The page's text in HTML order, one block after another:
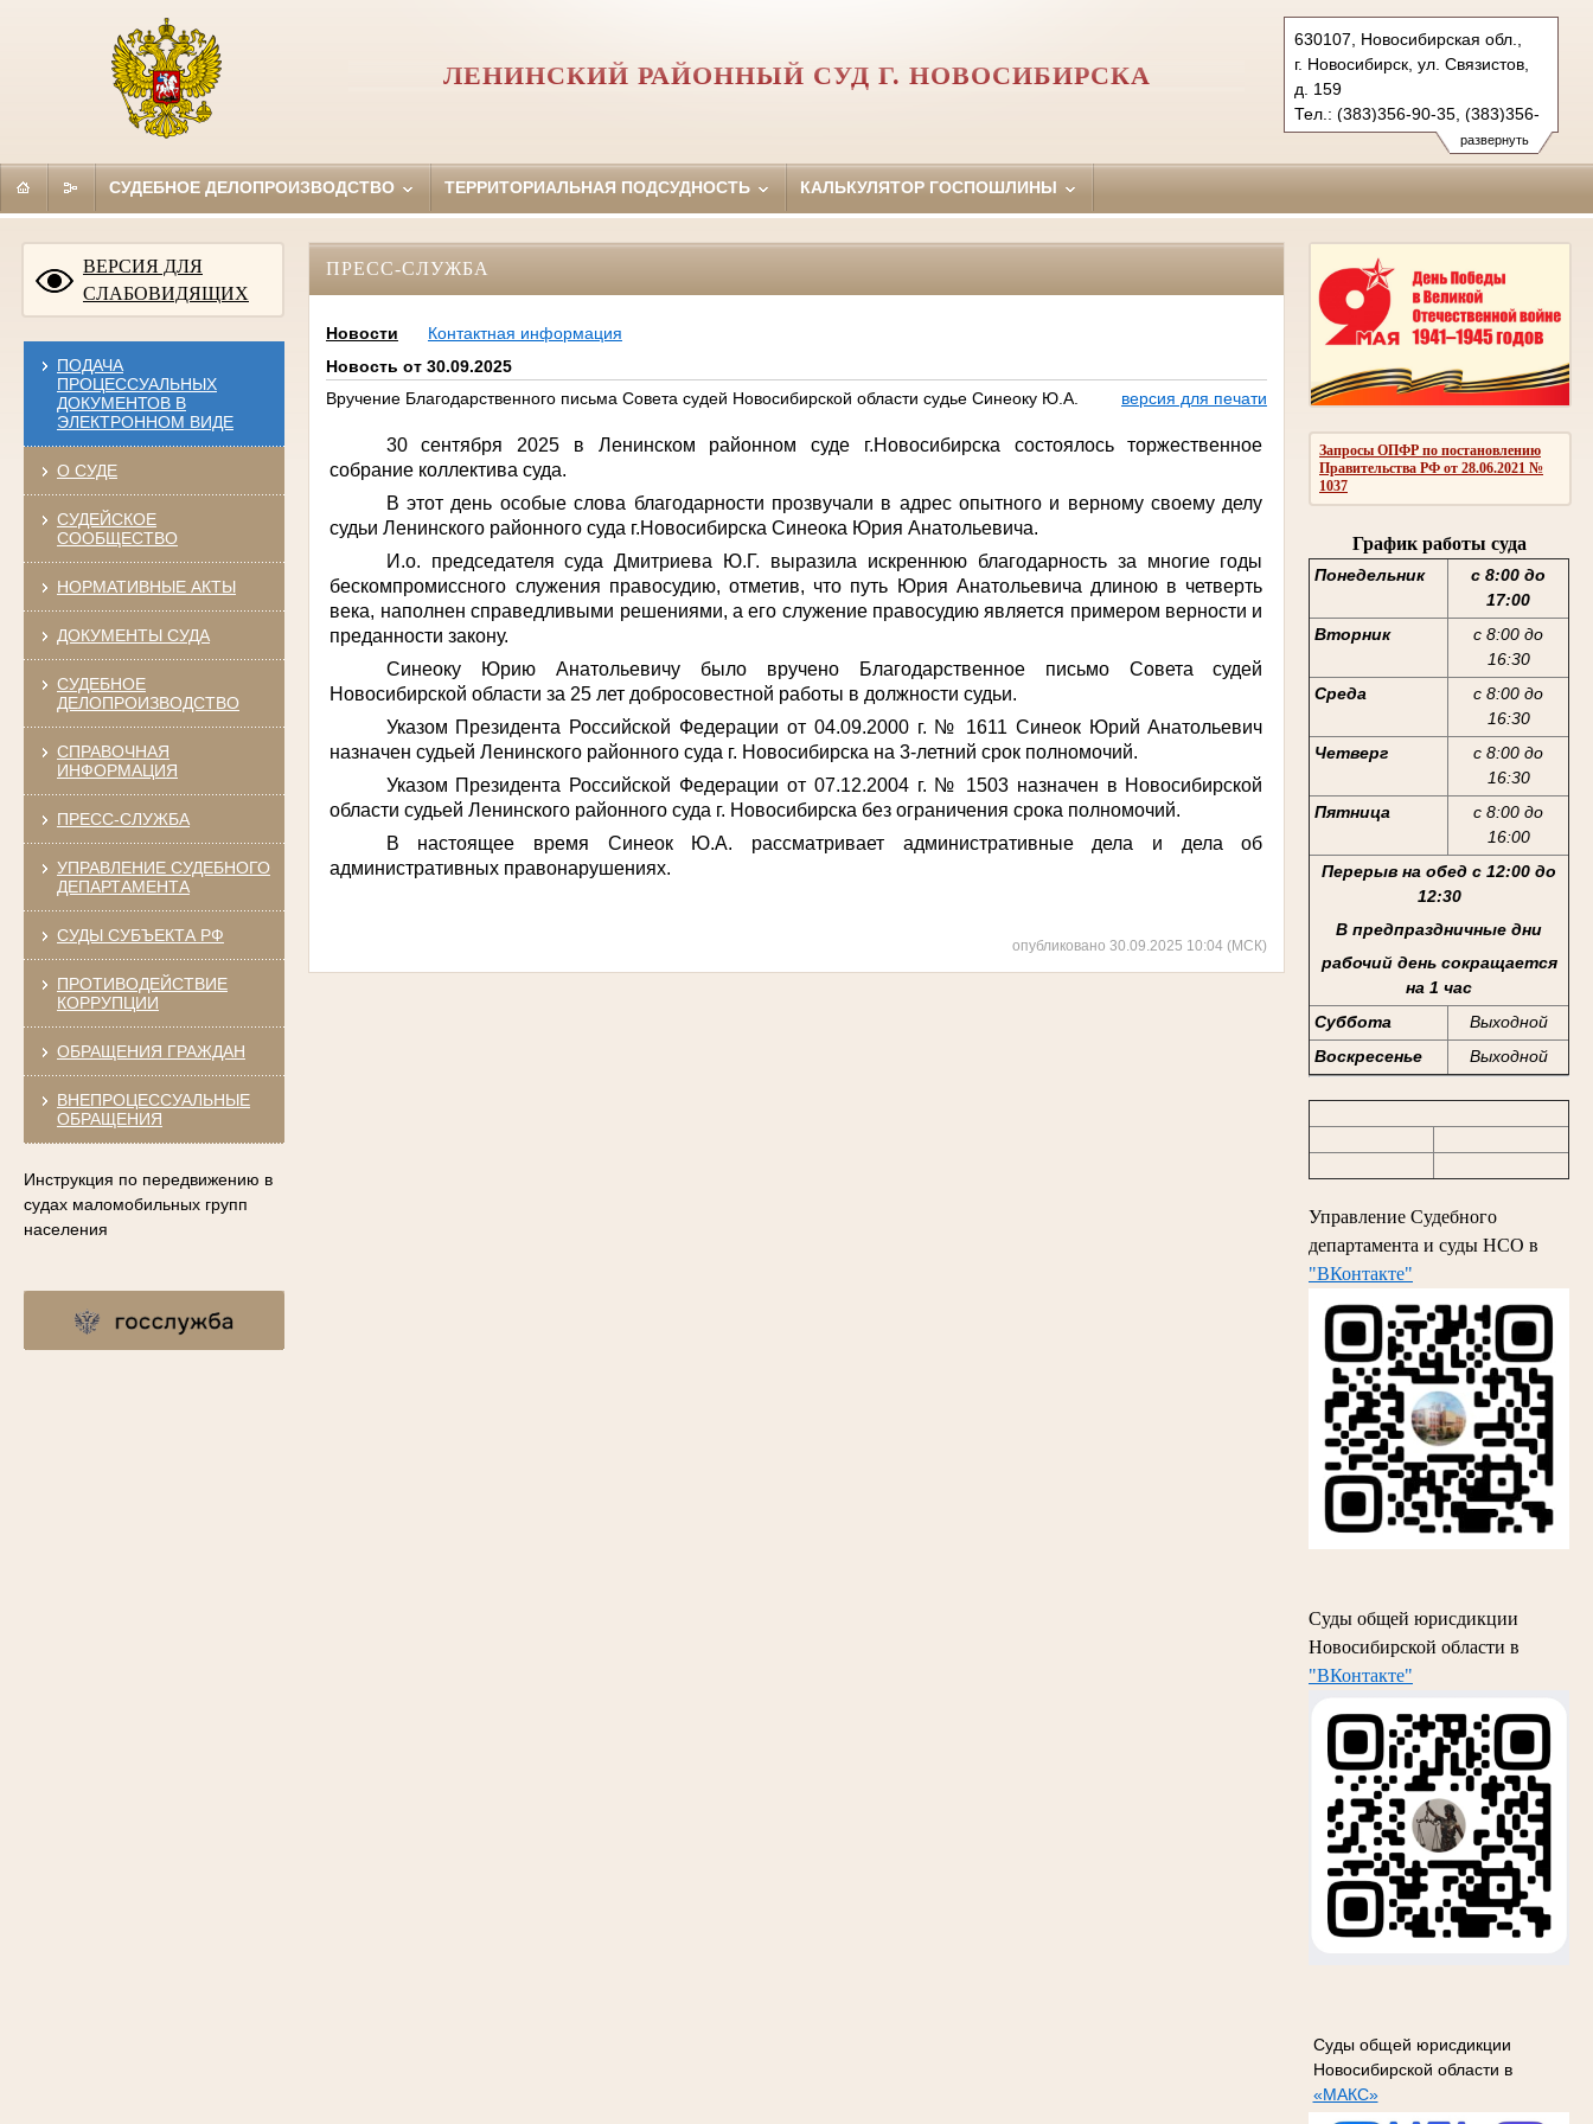
развернуть
630107, Новосибирская обл.,
г. Новосибирск, ул. Связистов,
д. 159
Тел.: (383)356-90-35, (383)356-
90-36 (ф.)
leninsky.nsk@sudrf.ru
ЛЕНИНСКИЙ РАЙОННЫЙ СУД Г. НОВОСИБИРСКА
СУДЕБНОЕ ДЕЛОПРОИЗВОДСТВО ТЕРРИТОРИАЛЬНАЯ ПОДСУДНОСТЬ КАЛЬКУЛЯТОР ГОСПОШЛИНЫ
ВЕРСИЯ ДЛЯ
СЛАБОВИДЯЩИХ
ПОДАЧА
ПРОЦЕССУАЛЬНЫХ
ДОКУМЕНТОВ В
ЭЛЕКТРОННОМ ВИДЕ
О СУДЕ
СУДЕЙСКОЕ
СООБЩЕСТВО
НОРМАТИВНЫЕ АКТЫ
ДОКУМЕНТЫ СУДА
СУДЕБНОЕ
ДЕЛОПРОИЗВОДСТВО
СПРАВОЧНАЯ
ИНФОРМАЦИЯ
ПРЕСС-СЛУЖБА
УПРАВЛЕНИЕ СУДЕБНОГО
ДЕПАРТАМЕНТА
СУДЫ СУБЪЕКТА РФ
ПРОТИВОДЕЙСТВИЕ
КОРРУПЦИИ
ОБРАЩЕНИЯ ГРАЖДАН
ВНЕПРОЦЕССУАЛЬНЫЕ
ОБРАЩЕНИЯ
Инструкция по передвижению в
судах маломобильных групп
населения
Запросы ОПФР по постановлению
Правительства РФ от 28.06.2021 №
1037
График работы суда
Понедельник
с 8:00 до
17:00
Вторник
с 8:00 до
16:30
Среда
с 8:00 до
16:30
Четверг
с 8:00 до
16:30
Пятница
с 8:00 до
16:00
Перерыв на обед с 12:00 до
12:30
В предпраздничные дни
рабочий день сокращается
на 1 час
Суббота
Выходной
Воскресенье
Выходной
Управление Судебного
департамента и суды НСО в
"ВКонтакте"
Суды общей юрисдикции
Новосибирской области в
"ВКонтакте"
Суды общей юрисдикции
Новосибирской области в
«МАКС»
ПРЕСС-СЛУЖБА
Новости
Контактная информация
Новость от 30.09.2025
Вручение Благодарственного письма Совета судей Новосибирской области судье Синеоку Ю.А.
версия для печати
30 сентября 2025 в Ленинском районном суде г.Новосибирска состоялось торжественное
собрание коллектива суда.
В этот день особые слова благодарности прозвучали в адрес опытного и верному своему делу
судьи Ленинского районного суда г.Новосибирска Синеока Юрия Анатольевича.
И.о. председателя суда Дмитриева Ю.Г. выразила искреннюю благодарность за многие годы
бескомпромиссного служения правосудию,отметив, что путь Юрия Анатольевича длиною в четверть
века, наполнен справедливыми решениями, а его служение правосудию является примером верности и
преданности закону.
Синеоку Юрию Анатольевичу было вручено Благодарственное письмо Совета судей
Новосибирской области за 25 лет добросовестной работы в должности судьи.
Указом Президента Российской Федерации от 04.09.2000 г. № 1611 Синеок Юрий Анатольевич
назначен судьей Ленинского районного суда г. Новосибирска на 3-летний срок полномочий.
Указом Президента Российской Федерации от 07.12.2004 г. № 1503 назначен в Новосибирской
области судьей Ленинского районного суда г. Новосибирска без ограничения срока полномочий.
В настоящее время Синеок Ю.А. рассматривает административные дела и дела об
административных правонарушениях.
опубликовано 30.09.2025 10:04 (МСК)